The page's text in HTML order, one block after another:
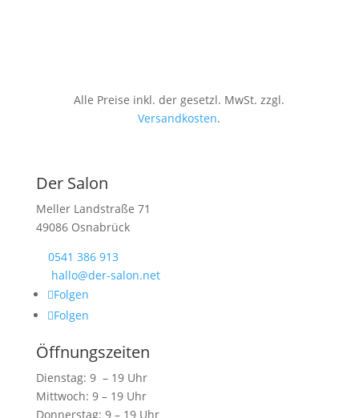
Alle Preise inkl. der gesetzl. MwSt. zzgl.
Versandkosten.
Der Salon
Meller Landstraße 71
49086 Osnabrück
0541 386 913
hallo@der-salon.net
Folgen
Folgen
Öffnungszeiten
Dienstag: 9 – 19 Uhr
Mittwoch: 9 – 19 Uhr
Donnerstag: 9 – 19 Uhr